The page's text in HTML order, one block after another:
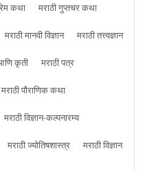
कथा
मराठी गुप्तचर कथा
मराठी मानवी विज्ञान
मराठी तत्त्वज्ञान
कृती
मराठी पत्र
मराठी पौराणिक कथा
मराठी विज्ञान-कल्पनारम्य
मराठी ज्योतिषशास्त्र
मराठी विज्ञान